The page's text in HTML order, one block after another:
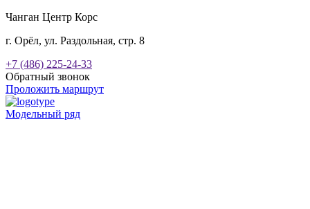
Чанган Центр Корс
г. Орёл, ул. Раздольная, стр. 8
+7 (486) 225-24-33
Обратный звонок
Проложить маршрут
Модельный ряд